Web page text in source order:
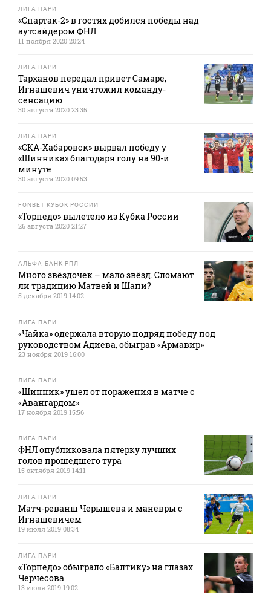
ЛИГА ПАРИ
«Спартак-2» в гостях добился победы над
аутсайдером ФНЛ
11 ноября 2020 20:24
ЛИГА ПАРИ
Тарханов передал привет Самаре,
Игнашевич уничтожил команду-
сенсацию
30 августа 2020 23:35
ЛИГА ПАРИ
«СКА-Хабаровск» вырвал победу у
«Шинника» благодаря голу на 90-й
минуте
30 августа 2020 09:53
FONBET КУБОК РОССИИ
«Торпедо» вылетело из Кубка России
26 августа 2020 21:27
АЛЬФА-БАНК РПЛ
Много звёздочек – мало звёзд. Сломают
ли традицию Матвей и Шапи?
5 декабря 2019 14:02
ЛИГА ПАРИ
«Чайка» одержала вторую подряд победу под
руководством Адиева, обыграв «Армавир»
23 ноября 2019 16:00
ЛИГА ПАРИ
«Шинник» ушел от поражения в матче с
«Авангардом»
17 ноября 2019 15:56
ЛИГА ПАРИ
ФНЛ опубликовала пятерку лучших
голов прошедшего тура
15 октября 2019 14:11
ЛИГА ПАРИ
Матч-реванш Черышева и маневры с
Игнашевичем
19 июля 2019 08:34
ЛИГА ПАРИ
«Торпедо» обыграло «Балтику» на глазах
Черчесова
13 июля 2019 19:02